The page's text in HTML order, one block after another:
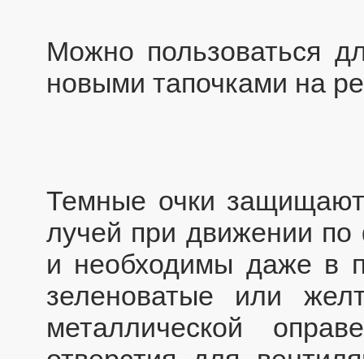
Можно пользоваться
новыми тапочками на
Темные очки защищают
лучей при движении
и необходимы даже в
зеленоватые или
металлической